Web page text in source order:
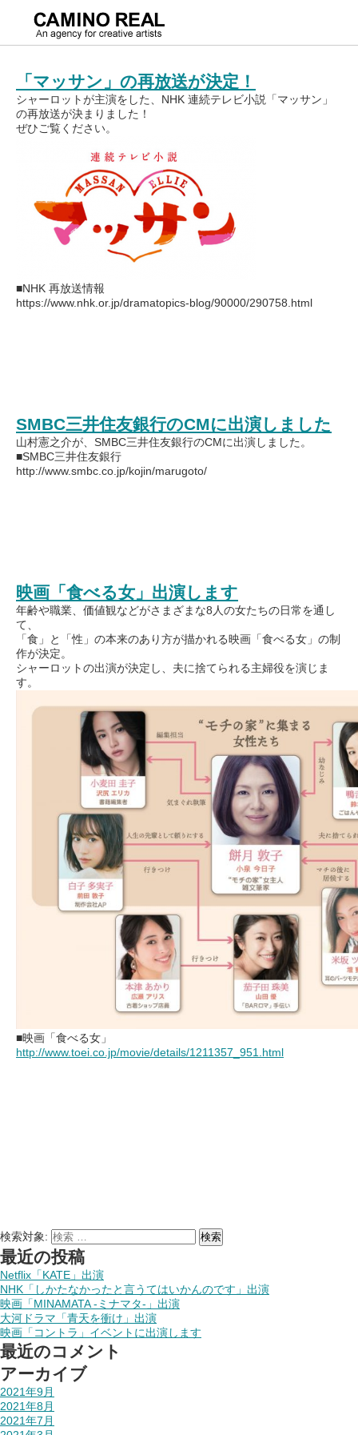
月別: 2018年2月
「マッサン」の再放送が決定！
シャーロットが主演をした、NHK 連続テレビ小説「マッサン」
の再放送が決まりました！
ぜひご覧ください。
■NHK 再放送情報
https://www.nhk.or.jp/dramatopics-blog/90000/290758.html
SMBC三井住友銀行のCMに出演しました
山村憲之介が、SMBC三井住友銀行のCMに出演しました。
■SMBC三井住友銀行
http://www.smbc.co.jp/kojin/marugoto/
映画「食べる女」出演します
年齢や職業、価値観などがさまざまな8人の女たちの日常を通し
て、
「食」と「性」の本来のあり方が描かれる映画「食べる女」の制
作が決定。
シャーロットの出演が決定し、夫に捨てられる主婦役を演じま
す。
■映画「食べる女」
http://www.toei.co.jp/movie/details/1211357_951.html
検索対象: 検索
最近の投稿
Netflix「KATE」出演
NHK「しかたなかったと言うてはいかんのです」出演
映画「MINAMATA -ミナマタ-」出演
大河ドラマ「青天を衝け」出演
映画「コントラ」イベントに出演します
最近のコメント
アーカイブ
2021年9月
2021年8月
2021年7月